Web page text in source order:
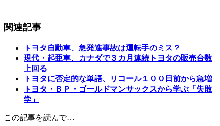
関連記事
トヨタ自動車、急発進事故は運転手のミス？
現代・起亜車、カナダで３カ月連続トヨタの販売台数
上回る
トヨタに否定的な単語、リコール１００日前から急増
トヨタ・ＢＰ・ゴールドマンサックスから学ぶ「失敗
学」
この記事を読んで…